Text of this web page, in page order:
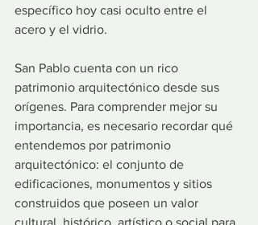
específico hoy casi oculto entre el
acero y el vidrio.
San Pablo cuenta con un rico
patrimonio arquitectónico desde sus
orígenes. Para comprender mejor su
importancia, es necesario recordar qué
entendemos por patrimonio
arquitectónico: el conjunto de
edificaciones, monumentos y sitios
construidos que poseen un valor
cultural, histórico, artístico o social para